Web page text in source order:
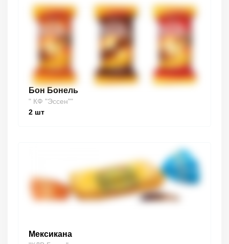
Бон Бонель
" КФ "Эссен""
2 шт
Мексикана